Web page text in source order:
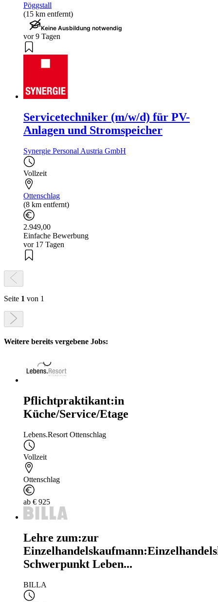
Pöggstall
(15 km entfernt)
Keine Ausbildung notwendig
vor 9 Tagen
Servicetechniker (m/w/d) für PV-
Anlagen und Stromspeicher
Synergie Personal Austria GmbH
Vollzeit
Ottenschlag
(8 km entfernt)
2.949,00
Einfache Bewerbung
vor 17 Tagen
Seite 1 von 1
Weitere bereits vergebene Jobs:
Pflichtpraktikant:in
Küche/Service/Etage
Lebens.Resort Ottenschlag
Vollzeit
Ottenschlag
ab € 925
Lehre zum:zur
Schwerpunkt Leben...
BILLA